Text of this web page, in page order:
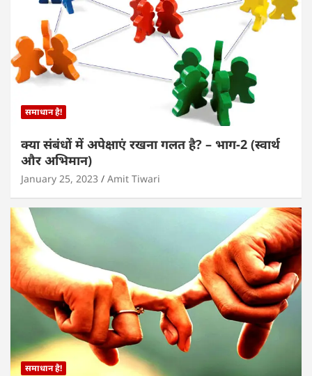
समाधान है!
क्या संबंधों में अपेक्षाएं रखना गलत है? – भाग-2 (स्वार्थ
और अभिमान)
January 25, 2023 Amit Tiwari
समाधान है!